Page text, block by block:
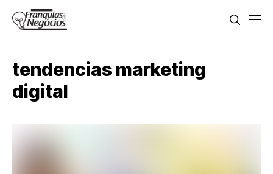
tendencias marketing
digital